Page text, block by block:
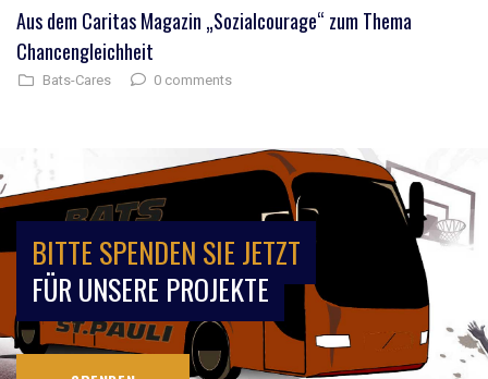
Aus dem Caritas Magazin „Sozialcourage“ zum Thema
Chancengleichheit
Bats-Cares 0 comments
BITTE SPENDEN SIE JETZT
FÜR UNSERE PROJEKTE